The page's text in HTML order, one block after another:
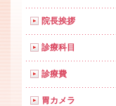
院長挨拶
診療科目
診療費
胃カメラ